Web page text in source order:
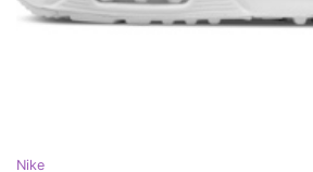
Nike